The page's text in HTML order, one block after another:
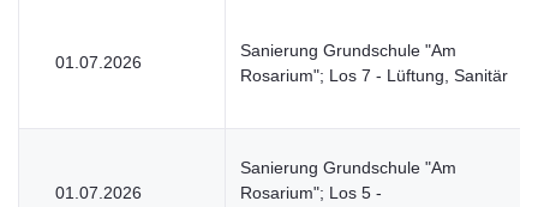
01.07.2026
Sanierung Grundschule "Am
Rosarium"; Los 7 - Lüftung, Sanitär
01.07.2026
Sanierung Grundschule "Am
Rosarium"; Los 5 -